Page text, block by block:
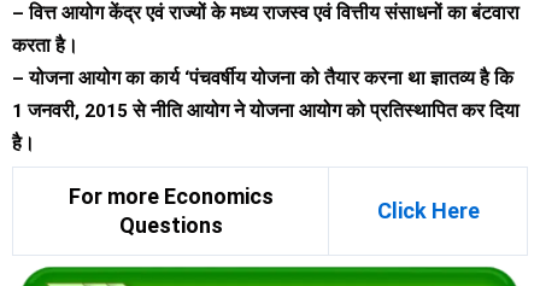
– वित्त आयोग केंद्र एवं राज्यों के मध्य राजस्व एवं वित्तीय संसाधनों का बंटवारा
करता है।
– योजना आयोग का कार्य ‘पंचवर्षीय योजना को तैयार करना था ज्ञातव्य है कि
1 जनवरी, 2015 से नीति आयोग ने योजना आयोग को प्रतिस्थापित कर दिया
है।
For more Economics
Questions
Click Here